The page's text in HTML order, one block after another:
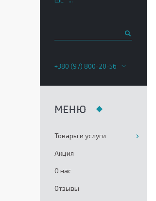
+380 (97) 800-20-56
Товары и услуги
Акция
О нас
Отзывы